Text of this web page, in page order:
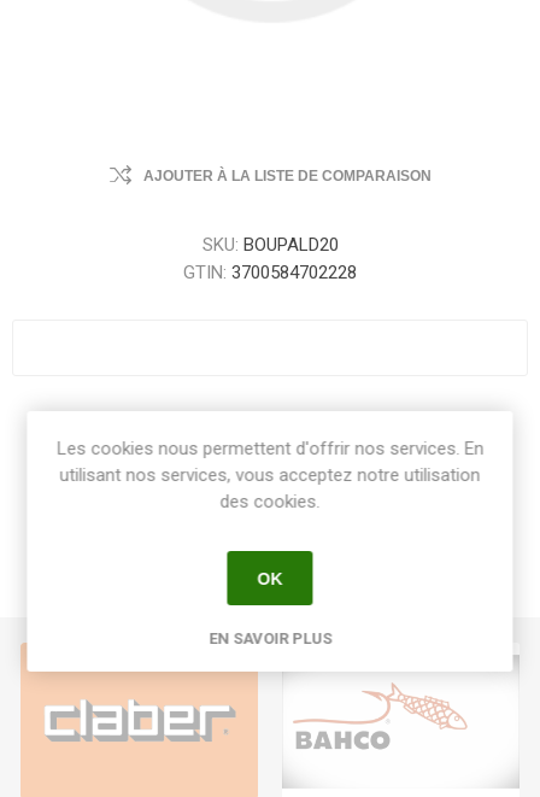
AJOUTER À LA LISTE DE COMPARAISON
SKU: BOUPALD20
GTIN: 3700584702228
Les cookies nous permettent d'offrir nos services. En
utilisant nos services, vous acceptez notre utilisation
des cookies.
OK
EN SAVOIR PLUS